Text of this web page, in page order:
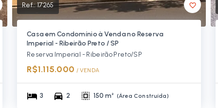
Ref.:17265
Casa em Condomínio à Venda no Reserva
Imperial - Ribeirão Preto / SP
Reserva Imperial - Ribeirão Preto/SP
R$1.115.000 / VENDA
3 2 150 m² (Área Construída)